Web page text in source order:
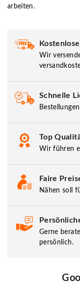
arbeiten.
Wir
Schnelle
Top
Wir führen
Faire
Nähen soll
Gerne
persönlich.